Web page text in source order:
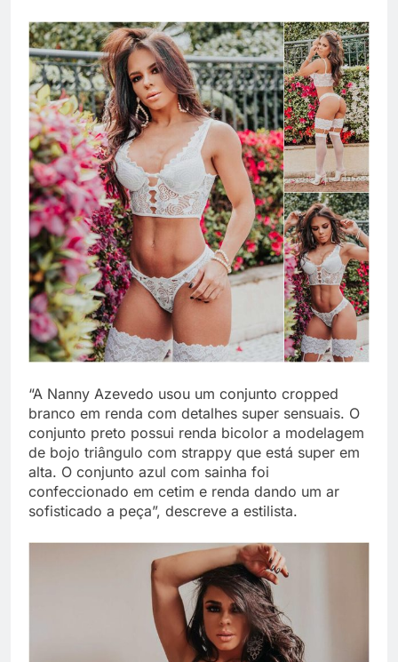
“A Nanny Azevedo usou um conjunto cropped
branco em renda com detalhes super sensuais. O
conjunto preto possui renda bicolor a modelagem
de bojo triângulo com strappy que está super em
alta. O conjunto azul com sainha foi
confeccionado em cetim e renda dando um ar
sofisticado a peça”, descreve a estilista.